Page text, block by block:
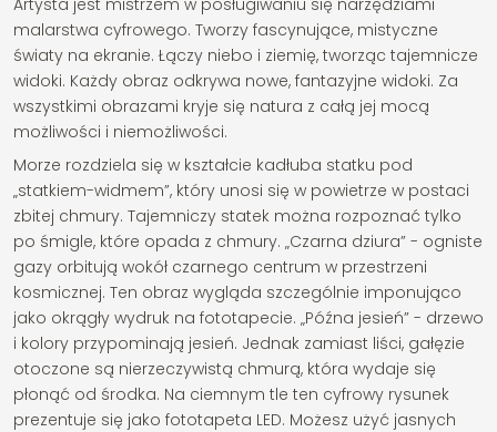
Artysta jest mistrzem w posługiwaniu się narzędziami
malarstwa cyfrowego. Tworzy fascynujące, mistyczne
światy na ekranie. Łączy niebo i ziemię, tworząc tajemnicze
widoki. Każdy obraz odkrywa nowe, fantazyjne widoki. Za
wszystkimi obrazami kryje się natura z całą jej mocą
możliwości i niemożliwości.
Morze rozdziela się w kształcie kadłuba statku pod
„statkiem-widmem”, który unosi się w powietrze w postaci
zbitej chmury. Tajemniczy statek można rozpoznać tylko
po śmigle, które opada z chmury. „Czarna dziura” - ogniste
gazy orbitują wokół czarnego centrum w przestrzeni
kosmicznej. Ten obraz wygląda szczególnie imponująco
jako okrągły wydruk na fototapecie. „Późna jesień” - drzewo
i kolory przypominają jesień. Jednak zamiast liści, gałęzie
otoczone są nierzeczywistą chmurą, która wydaje się
płonąć od środka. Na ciemnym tle ten cyfrowy rysunek
prezentuje się jako fototapeta LED. Możesz użyć jasnych